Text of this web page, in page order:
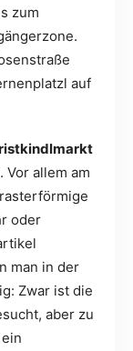
zum
auf
allem am
oder
man in der
Zwar ist die
aber zu